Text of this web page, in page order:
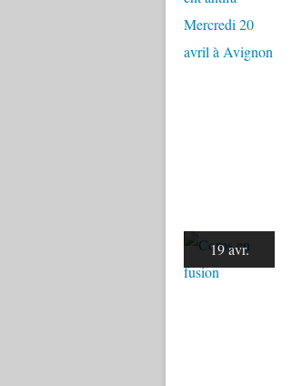
19 avr.